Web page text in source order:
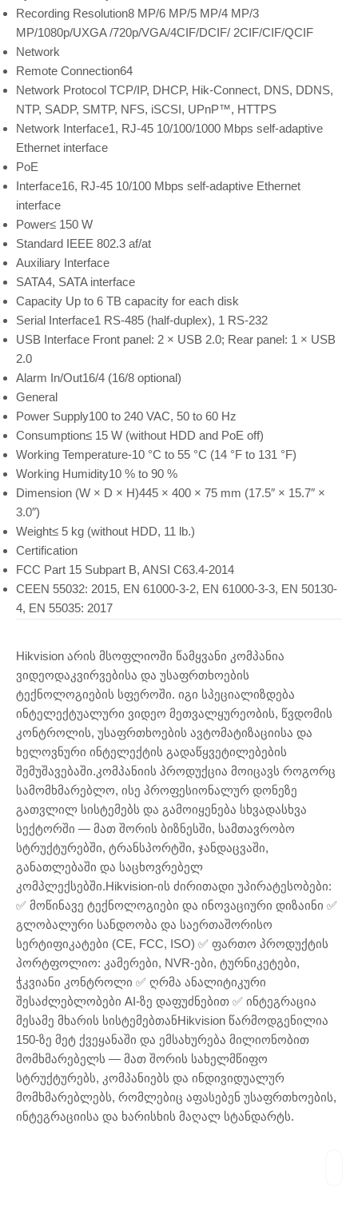
Recording Resolution8 MP/6 MP/5 MP/4 MP/3
MP/1080p/UXGA /720p/VGA/4CIF/DCIF/ 2CIF/CIF/QCIF
Network
Remote Connection64
Network Protocol TCP/IP, DHCP, Hik-Connect, DNS, DDNS,
NTP, SADP, SMTP, NFS, iSCSI, UPnP™, HTTPS
Network Interface1, RJ-45 10/100/1000 Mbps self-adaptive
Ethernet interface
PoE
Interface16, RJ-45 10/100 Mbps self-adaptive Ethernet
interface
Power≤ 150 W
Standard IEEE 802.3 af/at
Auxiliary Interface
SATA4, SATA interface
Capacity Up to 6 TB capacity for each disk
Serial Interface1 RS-485 (half-duplex), 1 RS-232
USB Interface Front panel: 2 × USB 2.0; Rear panel: 1 × USB
2.0
Alarm In/Out16/4 (16/8 optional)
General
Power Supply100 to 240 VAC, 50 to 60 Hz
Consumption≤ 15 W (without HDD and PoE off)
Working Temperature-10 °C to 55 °C (14 °F to 131 °F)
Working Humidity10 % to 90 %
Dimension (W × D × H)445 × 400 × 75 mm (17.5″ × 15.7″ ×
3.0″)
Weight≤ 5 kg (without HDD, 11 lb.)
Certification
FCC Part 15 Subpart B, ANSI C63.4-2014
CEEN 55032: 2015, EN 61000-3-2, EN 61000-3-3, EN 50130-
4, EN 55035: 2017
Hikvision არის მსოფლიოში წამყვანი კომპანია
ვიდეოდაკვირვებისა და უსაფრთხოების
ტექნოლოგიების სფეროში. იგი სპეციალიზდება
ინტელექტუალური ვიდეო მეთვალყურეობის, წვდომის
კონტროლის, უსაფრთხოების ავტომატიზაციისა და
ხელოვნური ინტელექტის გადაწყვეტილებების
შემუშავებაში.კომპანიის პროდუქცია მოიცავს როგორც
სამომხმარებლო, ისე პროფესიონალურ დონეზე
გათვლილ სისტემებს და გამოიყენება სხვადასხვა
სექტორში — მათ შორის ბიზნესში, სამთავრობო
სტრუქტურებში, ტრანსპორტში, ჯანდაცვაში,
განათლებაში და საცხოვრებელ
კომპლექსებში.Hikvision-ის ძირითადი უპირატესობები:
✅ მოწინავე ტექნოლოგიები და ინოვაციური დიზაინი ✅
გლობალური სანდოობა და საერთაშორისო
სერტიფიკატები (CE, FCC, ISO) ✅ ფართო პროდუქტის
პორტფოლიო: კამერები, NVR-ები, ტურნიკეტები,
ჭკვიანი კონტროლი ✅ ღრმა ანალიტიკური
შესაძლებლობები AI-ზე დაფუძნებით ✅ ინტეგრაცია
მესამე მხარის სისტემებთანHikvision წარმოდგენილია
150-ზე მეტ ქვეყანაში და ემსახურება მილიონობით
მომხმარებელს — მათ შორის სახელმწიფო
სტრუქტურებს, კომპანიებს და ინდივიდუალურ
მომხმარებლებს, რომლებიც აფასებენ უსაფრთხოების,
ინტეგრაციისა და ხარისხის მაღალ სტანდარტს.